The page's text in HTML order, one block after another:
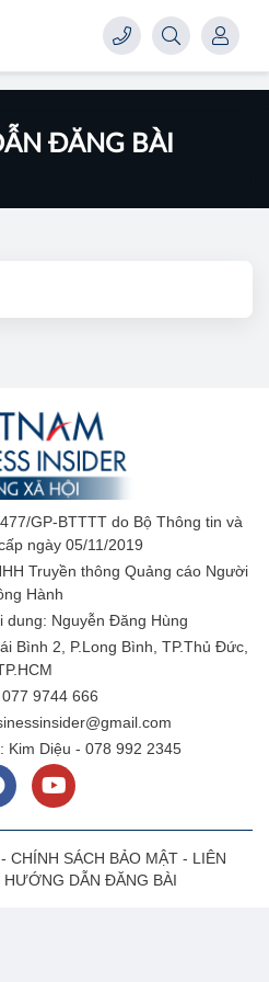
ĐĂNG BÀI
GP-BTTTT do Bộ Thông tin và
ngày 05/11/2019
Truyền thông Quảng cáo Người
Hành
dung: Nguyễn Đăng Hùng
Bình 2, P.Long Bình, TP.Thủ Đức,
9744 666
Kim Diệu - 078 992 2345
- CHÍNH SÁCH BẢO MẬT - LIÊN
HƯỚNG DẪN ĐĂNG BÀI